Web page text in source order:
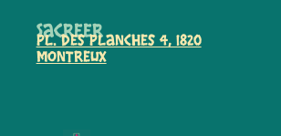
Sacreer
Pl. des Planches 4, 1820
Montreux